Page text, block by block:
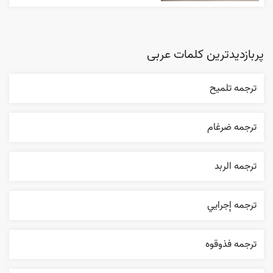
پربازدیدترین کلمات عربی
ترجمه تلميح
ترجمه ضرغام
ترجمه الربد
ترجمه إجرایي
ترجمه فذوقوه